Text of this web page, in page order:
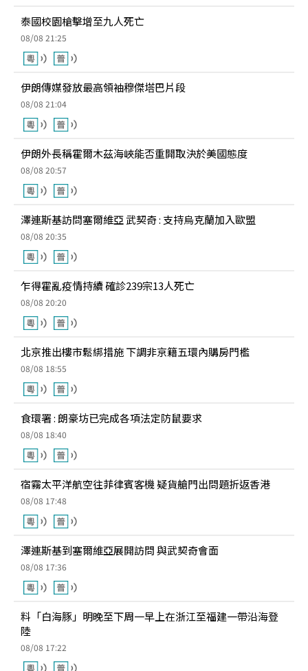
泰國校園槍擊增至九人死亡
08/08 21:25
伊朗傳媒發放最高領袖穆傑塔巴片段
08/08 21:04
伊朗外長稱霍爾木茲海峽能否重開取決於美國態度
08/08 20:57
澤連斯基訪問塞爾維亞 武契奇 : 支持烏克蘭加入歐盟
08/08 20:35
乍得霍亂疫情持續 確診239宗13人死亡
08/08 20:20
北京推出樓市鬆綁措施 下調非京籍五環內購房門檻
08/08 18:55
食環署 : 朗豪坊已完成各項法定防鼠要求
08/08 18:40
宿霧太平洋航空往菲律賓客機 疑貨艙門出問題折返香港
08/08 17:48
澤連斯基到塞爾維亞展開訪問 與武契奇會面
08/08 17:36
料「白海豚」明晚至下周一早上在浙江至福建一帶沿海登
陸
08/08 17:22